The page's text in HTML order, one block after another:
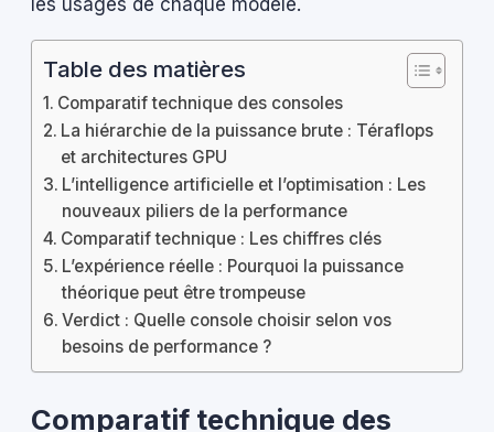
les usages de chaque modèle.
Table des matières
Comparatif technique des consoles
La hiérarchie de la puissance brute : Téraflops
et architectures GPU
L’intelligence artificielle et l’optimisation : Les
nouveaux piliers de la performance
Comparatif technique : Les chiffres clés
L’expérience réelle : Pourquoi la puissance
théorique peut être trompeuse
Verdict : Quelle console choisir selon vos
besoins de performance ?
Comparatif technique des